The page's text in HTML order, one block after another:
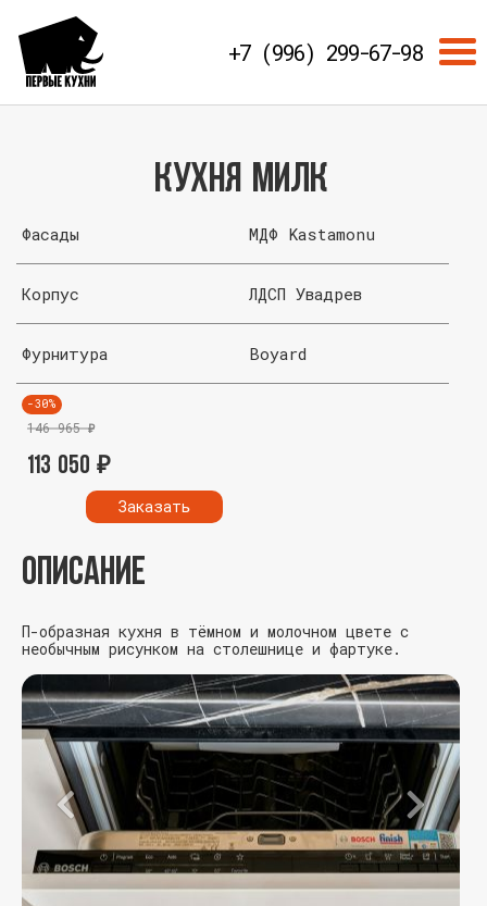
+7 (996) 299-67-98
Кухня Милк
Фасады МДФ Kastamonu
Корпус ЛДСП Увадрев
Фурнитура Boyard
-30%
146 965₽
113 050 ₽
Заказать
ОПИСАНИЕ
П-образная кухня в тёмном и молочном цвете с
необычным рисунком на столешнице и фартуке.